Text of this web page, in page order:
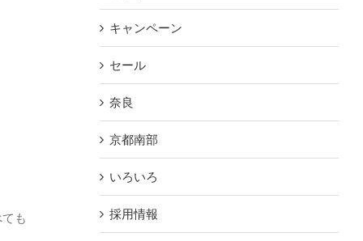
も
キャンペーン
セール
奈良
京都南部
いろいろ
採用情報